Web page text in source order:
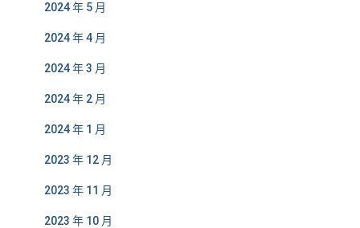
2024 年 5 月
2024 年 4 月
2024 年 3 月
2024 年 2 月
2024 年 1 月
2023 年 12 月
2023 年 11 月
2023 年 10 月